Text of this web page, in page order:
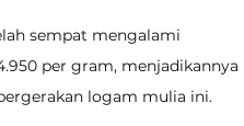
sempat mengalami
per gram, menjadikannya
logam mulia ini.